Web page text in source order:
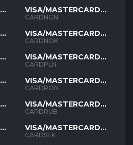
VISA/MASTERCARD
NGN
CARDNGN
VISA/MASTERCARD
NOK
CARDNOK
VISA/MASTERCARD
PLN
CARDPLN
VISA/MASTERCARD
RON
CARDRON
VISA/MASTERCARD
RUB
CARDRUB
VISA/MASTERCARD
SEK
CARDSEK